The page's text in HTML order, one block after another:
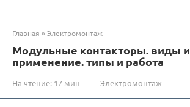
Главная »Электромонтаж
Модульные контакторы. виды и
применение. типы и работа
На чтение: 17 мин Электромонтаж